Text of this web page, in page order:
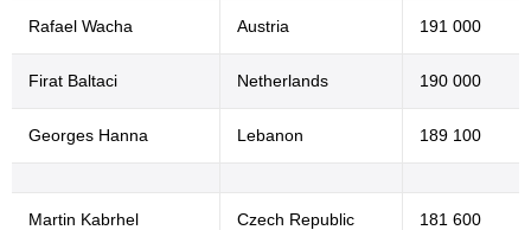
Rafael Wacha Austria 191 000
Firat Baltaci Netherlands 190 000
Georges Hanna Lebanon 189 100
Martin Kabrhel Czech Republic 181 600